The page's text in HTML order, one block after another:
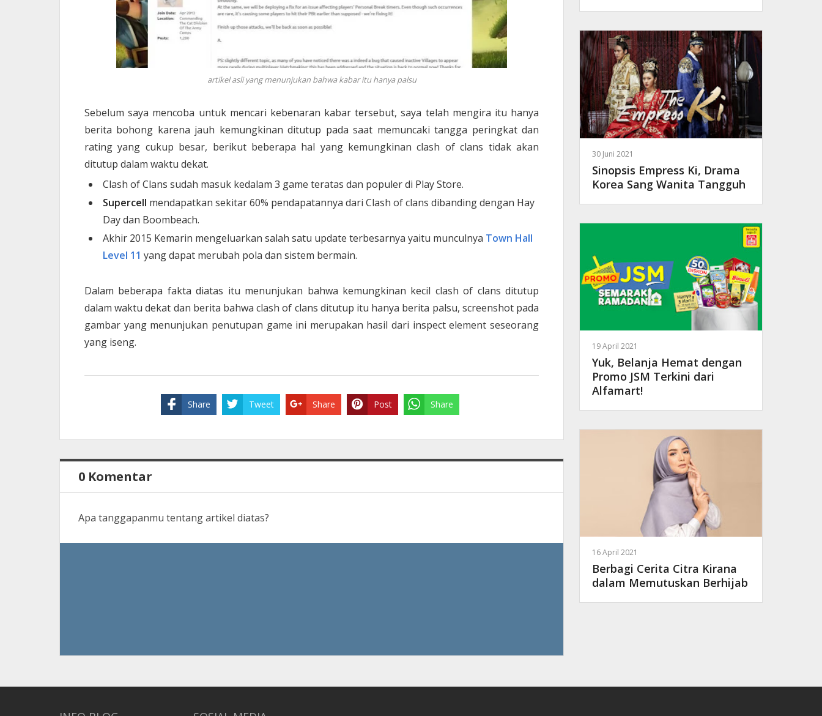
artikel asli yang menunjukan bahwa kabar itu hanya palsu
Sebelum saya mencoba untuk mencari kebenaran kabar tersebut, saya telah mengira itu hanya
berita bohong karena jauh kemungkinan ditutup pada saat memuncaki tangga peringkat dan
rating yang cukup besar, berikut beberapa hal yang kemungkinan clash of clans tidak akan
ditutup dalam waktu dekat.
Clash of Clans sudah masuk kedalam 3 game teratas dan populer di Play Store.
Supercell mendapatkan sekitar 60% pendapatannya dari Clash of clans dibanding dengan Hay
Day dan Boombeach.
Akhir 2015 Kemarin mengeluarkan salah satu update terbesarnya yaitu munculnya Town Hall
Level 11 yang dapat merubah pola dan sistem bermain.
Dalam beberapa fakta diatas itu menunjukan bahwa kemungkinan kecil clash of clans ditutup
dalam waktu dekat dan berita bahwa clash of clans ditutup itu hanya berita palsu, screenshot pada
gambar yang menunjukan penutupan game ini merupakan hasil dari inspect element seseorang
yang iseng.
Share Tweet Share Post Share
0 Komentar
Apa tanggapanmu tentang artikel diatas?
30 Juni 2021
Sinopsis Empress Ki, Drama
Korea Sang Wanita Tangguh
19 April 2021
Yuk, Belanja Hemat dengan
Promo JSM Terkini dari
Alfamart!
16 April 2021
Berbagi Cerita Citra Kirana
dalam Memutuskan Berhijab